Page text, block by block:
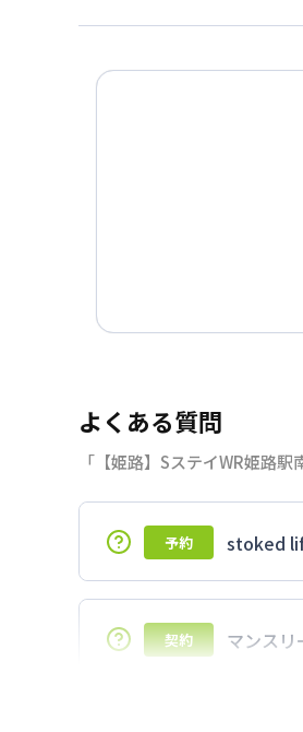
よくある質問
「【姫路】SステイWR姫路
予約
stoked
7日以上からのご契
契約
マンスリ